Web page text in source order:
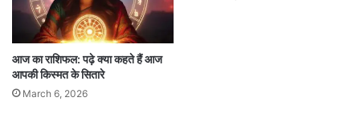
स्वास्थ्य:
सामान्य, ध्यान रखें कि तनाव से बचें।
प्रेम:
रिश्तों में मधुरता बढ़ेगी।
आज का राशिफल: पढ़े क्या कहते हैं आज
आपकी किस्मत के सितारे
March 6, 2026